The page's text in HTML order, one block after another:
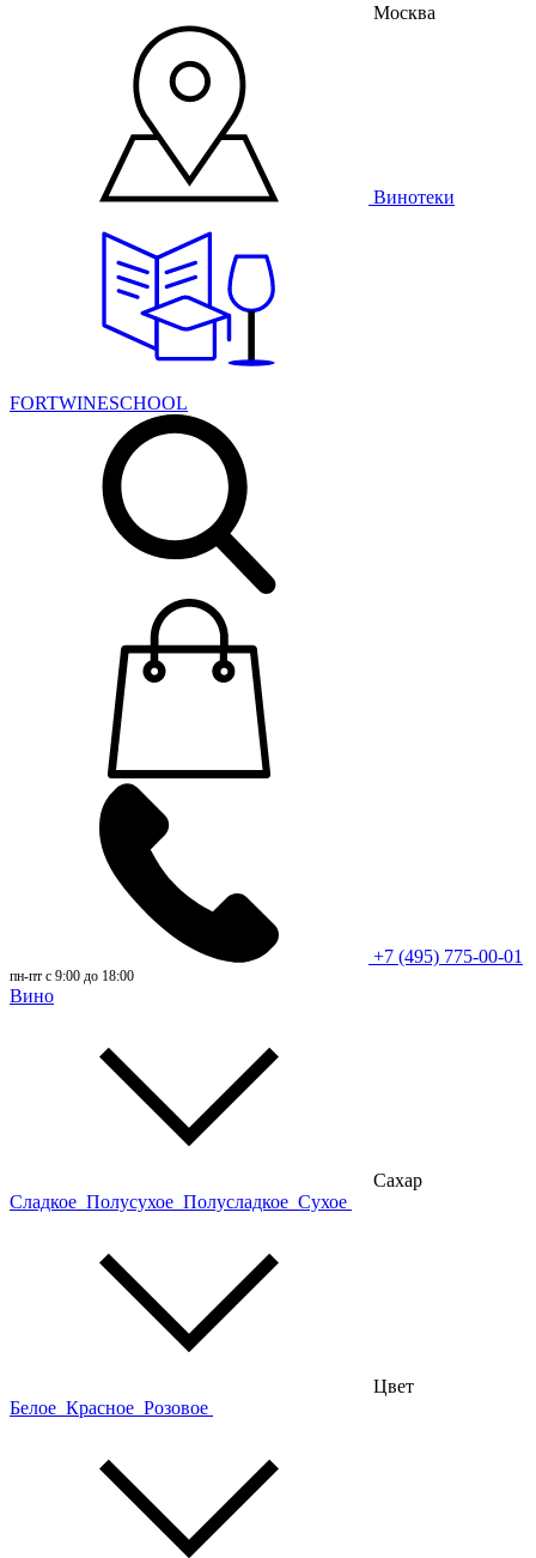
Москва
Винотеки
FORTWINESCHOOL
+7 (495) 775-00-01
пн-пт с 9:00 до 18:00
Вино
Сахар
Сладкое Полусухое Полусладкое Сухое
Цвет
Белое Красное Розовое